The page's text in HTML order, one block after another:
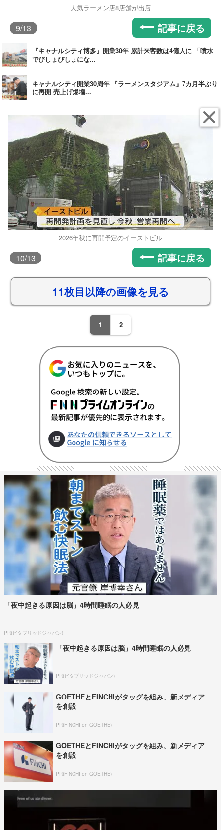
人気ラーメン店8店舗が出店
9/13 記事に戻る
『キャナルシティ博多』開業30年 累計来客数は4億人に 「噴水
でびしょびしょにな...
キャナルシティ開業30周年 『ラーメンスタジアム』7カ月半ぶり
に再開 売上げ爆増...
2026年秋に再開予定のイーストビル
10/13 記事に戻る
11枚目以降の画像を見る
1 2
「夜中起きる原因は脳」4時間睡眠の人必見
PR(ビタブリッドジャパン)
「夜中起きる原因は脳」4時間睡眠の人必見
PR(ビタブリッドジャパン)
GOETHEとFINCHIがタッグを組み、新メディア
を創設
PR(FINCHI on GOETHE)
GOETHEとFINCHIがタッグを組み、新メディア
を創設
PR(FINCHI on GOETHE)